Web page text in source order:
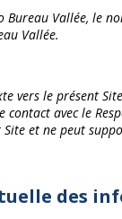
Bureau Vallée, le
Vallée.
vers le présent
contact avec le
et ne peut
des